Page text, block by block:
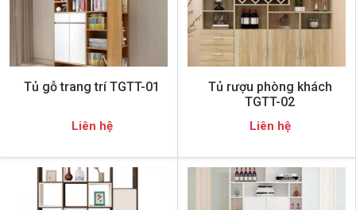
Tủ gỗ trang trí TGTT-01
Liên hệ
Tủ rượu phòng khách
TGTT-02
Liên hệ